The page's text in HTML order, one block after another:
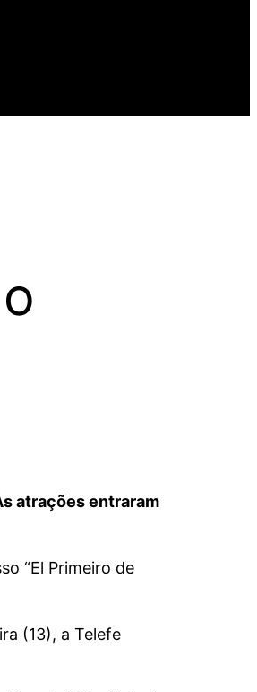
atrações entraram
“El Primeiro de
(13), a Telefe